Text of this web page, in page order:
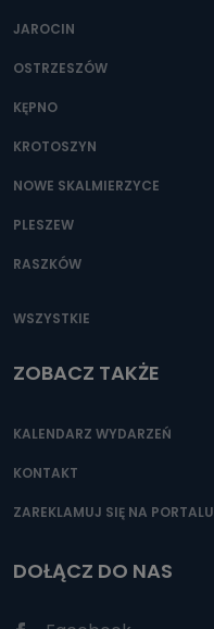
JAROCIN
OSTRZESZÓW
KĘPNO
KROTOSZYN
NOWE SKALMIERZYCE
PLESZEW
RASZKÓW
WSZYSTKIE
ZOBACZ TAKŻE
KALENDARZ WYDARZEŃ
KONTAKT
ZAREKLAMUJ SIĘ NA PORTALU
DOŁĄCZ DO NAS